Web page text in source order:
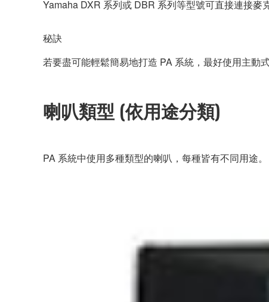
Yamaha DXR 系列或 DBR 系列等型號可直接連接麥
秘訣
若要盡可能輕鬆簡易地打造 PA 系統，最好使用主動
喇叭類型 (依用途分類)
PA 系統中使用多種類型的喇叭，每種皆有不同用途。